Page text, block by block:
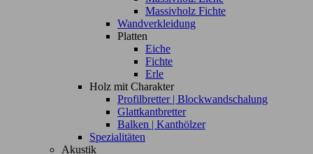
Massivholz Fichte
Wandverkleidung
Platten
Eiche
Fichte
Erle
Holz mit Charakter
Profilbretter | Blockwandschalung
Glattkantbretter
Balken | Kanthölzer
Spezialitäten
Akustik